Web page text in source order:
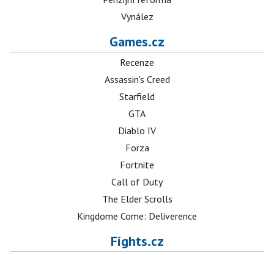
Vynález
Games.cz
Recenze
Assassin's Creed
Starfield
GTA
Diablo IV
Forza
Fortnite
Call of Duty
The Elder Scrolls
Kingdome Come: Deliverence
Fights.cz